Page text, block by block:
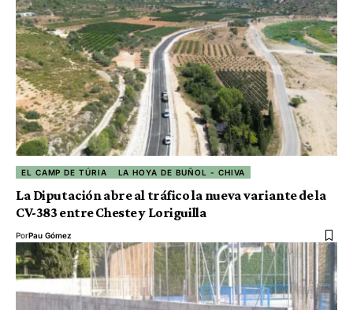
EL CAMP DE TÚRIA LA HOYA DE BUÑOL - CHIVA
La Diputación abre al tráfico la nueva variante de la
CV-383 entre Cheste y Loriguilla
PorPau Gómez